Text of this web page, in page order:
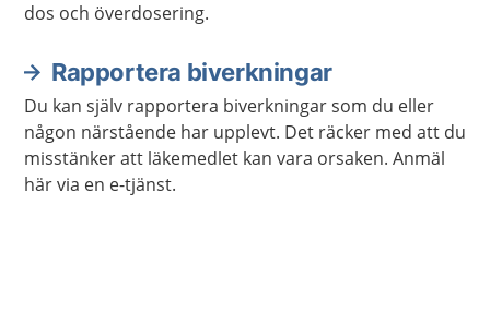
dos och överdosering.
Rapportera biverkningar
Du kan själv rapportera biverkningar som du eller
någon närstående har upplevt. Det räcker med att du
misstänker att läkemedlet kan vara orsaken. Anmäl
här via en e-tjänst.